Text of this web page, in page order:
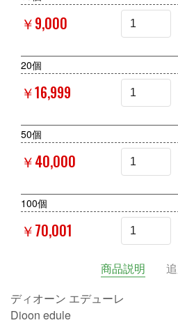
￥9,000
20個
￥16,999
50個
￥40,000
100個
￥70,001
商品説明
ディオーン エデューレ
Dioon edule